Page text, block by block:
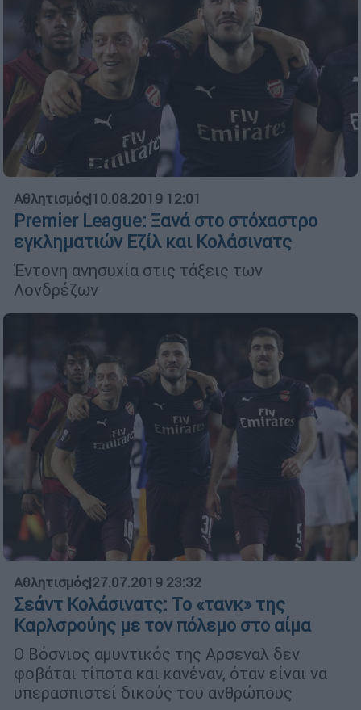
Αθλητισμός|10.08.2019 12:01
Premier League: Ξανά στο στόχαστρο
εγκληματιών Εζίλ και Κολάσινατς
Έντονη ανησυχία στις τάξεις των
Λονδρέζων
Αθλητισμός|27.07.2019 23:32
Σεάντ Κολάσινατς: Το «τανκ» της
Καρλσρούης με τον πόλεμο στο αίμα
Ο Βόσνιος αμυντικός της Αρσεναλ δεν
φοβάται τίποτα και κανέναν, όταν είναι να
υπερασπιστεί δικούς του ανθρώπους